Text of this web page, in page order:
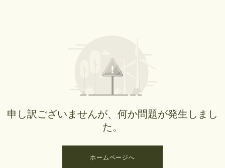
申し訳ございませんが、何か問題が発生しまし
た。
ホームページへ